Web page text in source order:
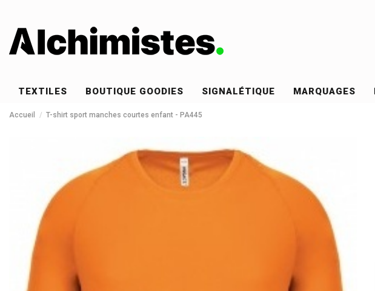
TEXTILES BOUTIQUE GOODIES SIGNALÉTIQUE MARQUAGES
Accueil T-shirt sport manches courtes enfant - PA445